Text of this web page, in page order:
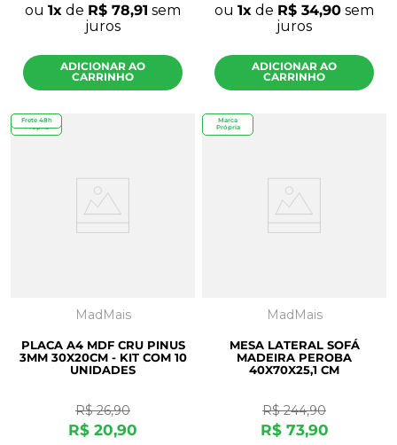
ou 1 de R$ 78,91 sem
juros
ADICIONAR AO
CARRINHO
ou 1 de R$ 34,90 sem
juros
ADICIONAR AO
CARRINHO
Marca
Própria
Frete 48h
MadMais
PLACA A4 MDF CRU PINUS
3MM 30X20CM - KIT COM 10
UNIDADES
R$ 26,90
R$ 20,90
Marca
Própria
MadMais
MESA LATERAL SOFÁ
MADEIRA PEROBA
40X70X25,1 CM
R$ 244,90
R$ 73,90